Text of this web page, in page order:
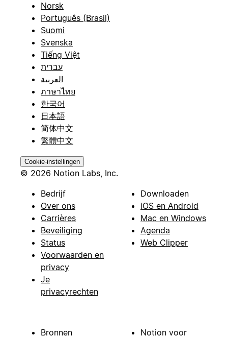
Norsk
Português (Brasil)
Suomi
Svenska
Tiếng Việt
עברית
العربية
ภาษาไทย
한국어
日本語
简体中文
繁體中文
Cookie-instellingen
© 2026 Notion Labs, Inc.
Bedrijf
Over ons
Carrières
Beveiliging
Status
Voorwaarden en
privacy
Je
privacyrechten
Downloaden
iOS en Android
Mac en Windows
Agenda
Web Clipper
Bronnen Notion voor